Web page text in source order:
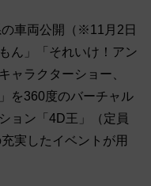
車両公開（※11月2日
ん」「それいけ！アン
ャラクターショー、
を360度のバーチャル
ョン「4D王」（定員
実したイベントが用